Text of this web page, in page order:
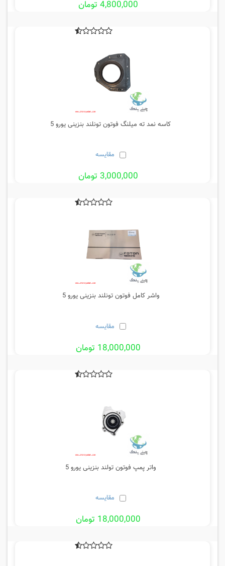
4,800,000 تومان
کاسه نمد ته میلنگ فوتون تونلند بنزینی یورو 5
مقایسه
3,000,000 تومان
واشر کامل فوتون تونلند بنزینی یورو 5
مقایسه
18,000,000 تومان
واتر پمپ فوتون تولند بنزینی یورو 5
مقایسه
18,000,000 تومان